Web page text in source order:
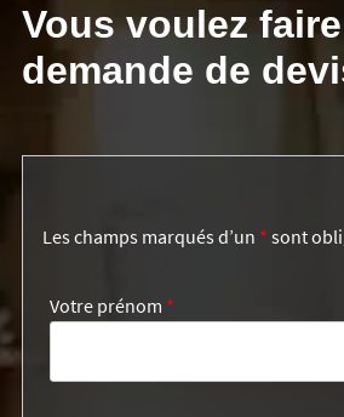
Vous voulez
demande de
Les champs marqués d’un * sont
Votre prénom *